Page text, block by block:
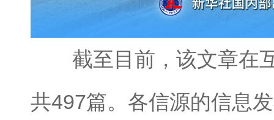
截至目前，该文章在
共497篇。各信源的信息